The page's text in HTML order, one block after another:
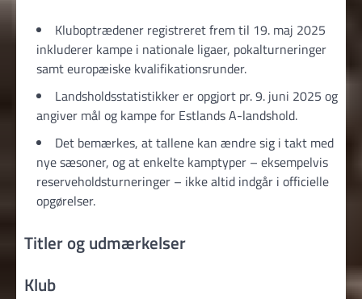
Kluboptrædener registreret frem til 19. maj 2025
inkluderer kampe i nationale ligaer, pokalturneringer
samt europæiske kvalifikationsrunder.
Landsholdsstatistikker er opgjort pr. 9. juni 2025 og
angiver mål og kampe for Estlands A-landshold.
Det bemærkes, at tallene kan ændre sig i takt med
nye sæsoner, og at enkelte kamptyper – eksempelvis
reserveholdsturneringer – ikke altid indgår i officielle
opgørelser.
Titler og udmærkelser
Klub